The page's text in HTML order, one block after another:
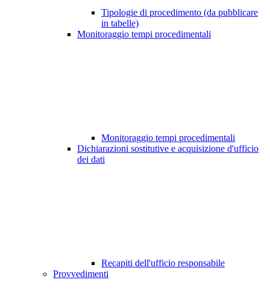
Tipologie di procedimento (da pubblicare
in tabelle)
Monitoraggio tempi procedimentali
Monitoraggio tempi procedimentali
Dichiarazioni sostitutive e acquisizione d'ufficio
dei dati
Recapiti dell'ufficio responsabile
Provvedimenti